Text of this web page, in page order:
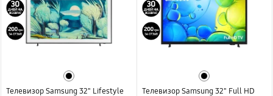
Телевизор Samsung 32" Lifestyle
Телевизор Samsung 32" Full HD